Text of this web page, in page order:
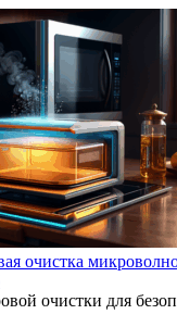
очистка
очистки для